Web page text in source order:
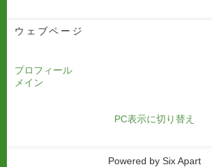
ウェブページ
プロフィール
メイン
PC表示に切り替え
Powered by Six Apart